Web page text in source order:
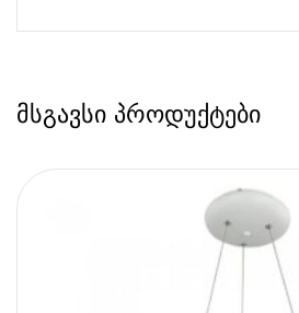
მსგავსი პროდუქტები